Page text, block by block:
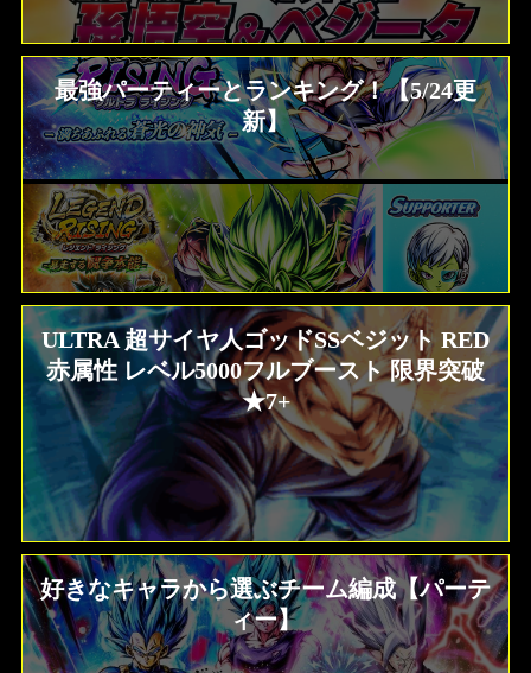
最強パーティーとランキング！【5/24更
新】
ULTRA 超サイヤ人ゴッドSSベジット RED
赤属性 レベル5000フルブースト 限界突破
★7+
好きなキャラから選ぶチーム編成【パーテ
ィー】